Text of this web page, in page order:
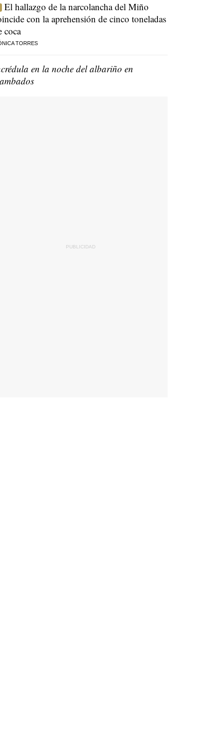
El hallazgo de la narcolancha del Miño
con la aprehensión de cinco toneladas
coca
TORRES
en la noche del albariño en